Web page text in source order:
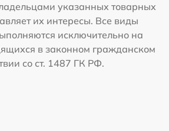
указанных товарных
их интересы. Все виды
исключительно на
в законном гражданском
со ст. 1487 ГК РФ.